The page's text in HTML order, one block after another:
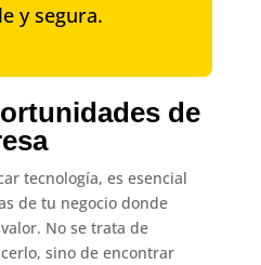
y segura.
de
tecnología, es esencial
de tu negocio donde
No se trata de
sino de encontrar